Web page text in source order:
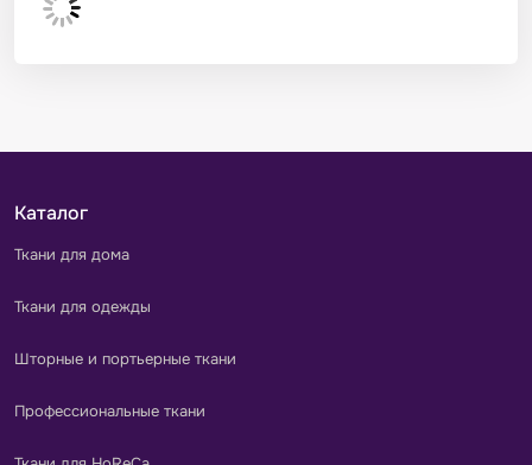
Каталог
Ткани для дома
Ткани для одежды
Шторные и портьерные ткани
Профессиональные ткани